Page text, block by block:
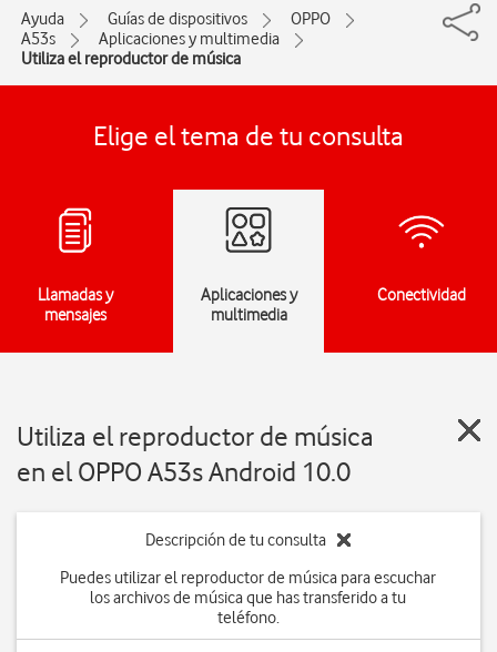
Ayuda Guías de dispositivos
OPPO
A53s
Aplicaciones y multimedia
Utiliza el reproductor de música
Elige el tema de tu consulta
Llamadas y
mensajes
Aplicaciones y
multimedia
Conectividad
Utiliza el reproductor de música
en el OPPO A53s Android 10.0
Descripción de tu consulta
Puedes utilizar el reproductor de música para escuchar
los archivos de música que has transferido a tu
teléfono.